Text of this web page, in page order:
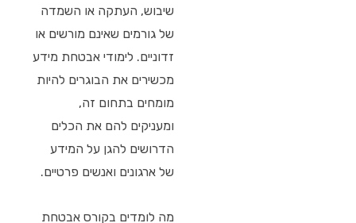
שיבוש, העתקה או השמדה
של גורמים שאינם מורשים או
זדוניים. לימודי אבטחת מידע
מכשירים את הבוגרים להיות
מומחים בתחום זה,
ומעניקים להם את הכלים
הדרושים להגן על המידע
של ארגונים ואנשים פרטיים.
מה לומדים בקורס אבטחת